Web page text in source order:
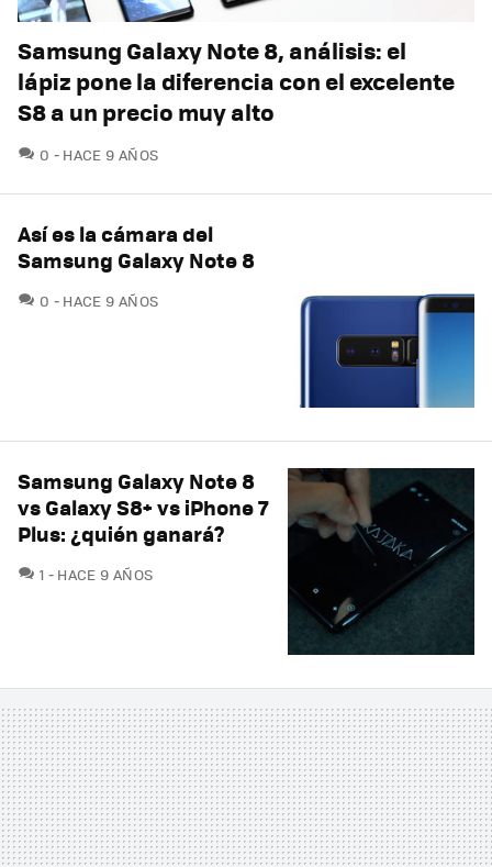
Samsung Galaxy Note 8, análisis: el
lápiz pone la diferencia con el excelente
S8 a un precio muy alto
0 COMENTARIOS
HACE 9 AÑOS
Así es la cámara del
Samsung Galaxy Note 8
0 COMENTARIOS
HACE 9 AÑOS
Samsung Galaxy Note 8
vs Galaxy S8+ vs iPhone 7
Plus: ¿quién ganará?
1 COMENTARIOS
HACE 9 AÑOS